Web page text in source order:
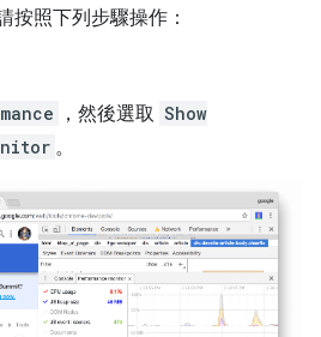
按照下列步驟操作：
，然後選取 Show
。